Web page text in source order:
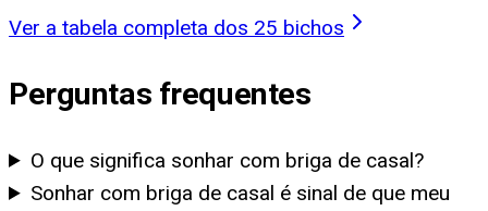
Ver a tabela completa dos 25 bichos
Perguntas frequentes
O que significa sonhar com briga de casal?
Sonhar com briga de casal é sinal de que meu